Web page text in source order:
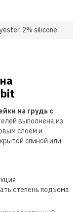
2% silicone
на грудь с
выполнена из
слоем и
спиной или
степень подъема